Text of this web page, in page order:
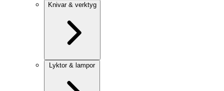
Knivar & verktyg
Lyktor & lampor